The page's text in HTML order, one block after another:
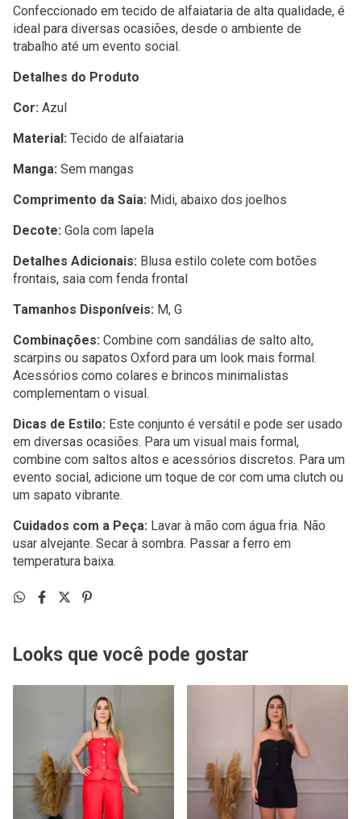
Confeccionado em tecido de alfaiataria de alta qualidade, é
ideal para diversas ocasiões, desde o ambiente de
trabalho até um evento social.
Detalhes do Produto
Cor: Azul
Material: Tecido de alfaiataria
Manga: Sem mangas
Comprimento da Saia: Midi, abaixo dos joelhos
Decote: Gola com lapela
Detalhes Adicionais: Blusa estilo colete com botões
frontais, saia com fenda frontal
Tamanhos Disponíveis: M, G
Combinações: Combine com sandálias de salto alto,
scarpins ou sapatos Oxford para um look mais formal.
Acessórios como colares e brincos minimalistas
complementam o visual.
Dicas de Estilo: Este conjunto é versátil e pode ser usado
em diversas ocasiões. Para um visual mais formal,
combine com saltos altos e acessórios discretos. Para um
evento social, adicione um toque de cor com uma clutch ou
um sapato vibrante.
Cuidados com a Peça: Lavar à mão com água fria. Não
usar alvejante. Secar à sombra. Passar a ferro em
temperatura baixa.
Looks que você pode gostar